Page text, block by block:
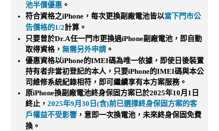
池半價優惠 。
符合資格之iPhone，每次更換副廠電池皆以當下門市公
告價格的1/2計算。
只要曾於Dr.A任一門市更換過iPhone副廠電池，即自動
取得資格，無需另外申請 。
優惠資格以iPhone的IMEI碼為唯一依據，即使日後裝置
持有者非當初登記的本人，只要iPhone的IMEI碼與本公
司維修系統紀錄相符，即可繼續享有本方案服務。
原iPhone換副廠電池終身保固方案已於2025年10月1日
終止，2025年9月30日(含)前已選擇終身保固方案的客
戶權益不受影響 ，意即一次換電池，未來終身保固免費
換。